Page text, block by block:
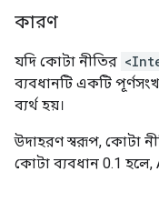
কারণ
যদি কোটা নীতির
ব্যবধানটি একটি
ব্যর্থ হয়।
উদাহরণ স্বরূপ, কোটা
কোটা ব্যবধান 0.1 হলে,